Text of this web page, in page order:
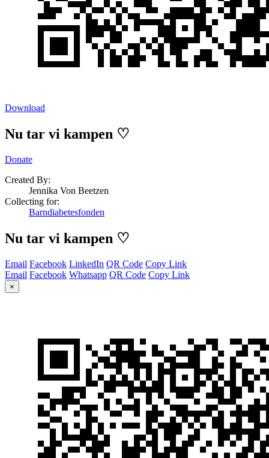
Download
Nu tar vi kampen ♡
Donate
Created By:
Jennika Von Beetzen
Collecting for:
Barndiabetesfonden
Nu tar vi kampen ♡
Email Facebook LinkedIn QR Code Copy Link
Email Facebook Whatsapp QR Code Copy Link
×